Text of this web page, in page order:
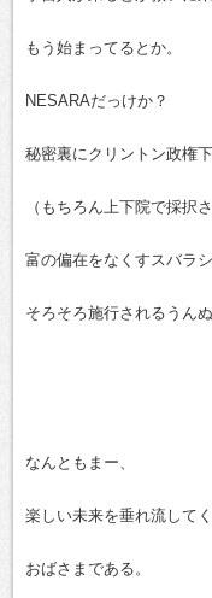
もう始まってるとか。
NESARAだっけか？
秘密裏にクリントン政権
（もちろん上下院で採択
富の偏在をなくすスバラ
そろそろ施行されるうん
なんともまー、
楽しい未来を垂れ流して
おばさまである。